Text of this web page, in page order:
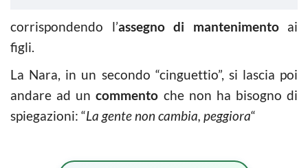
corrispondendo l’assegno di mantenimentoai
figli.
La Nara, in un secondo “cinguettio”, si lascia poi
andare ad uncommento che non ha bisogno di
spiegazioni: “La gente non cambia, peggiora“